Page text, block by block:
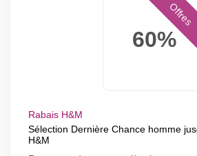
60%
Offres
Rabais H&M
Sélection Dernière Chance homme
H&M